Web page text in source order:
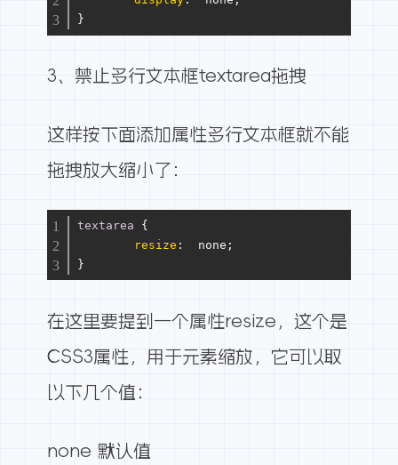
}
3、禁止多行文本框textarea拖拽
这样按下面添加属性多行文本框就不能
拖拽放大缩小了：
textarea {
resize :  none;
}
在这里要提到一个属性resize，这个是
CSS3属性，用于元素缩放，它可以取
以下几个值：
none 默认值